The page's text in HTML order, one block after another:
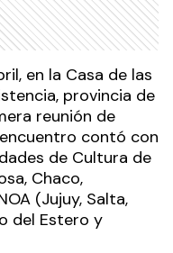
en la Casa de las
provincia de
reunión de
contó con
de Cultura de
Chaco,
(Jujuy, Salta,
del Estero y